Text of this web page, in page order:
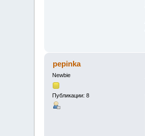
pepinka
Newbie
Публикации: 8